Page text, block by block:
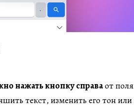
нажать кнопку справаот поля
текст, изменить его тон или